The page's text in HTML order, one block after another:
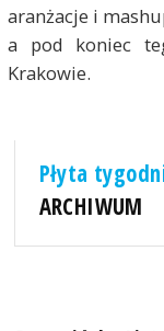
aranżacje i
a pod koniec
Krakowie.
Płyta
ARCHIWUM